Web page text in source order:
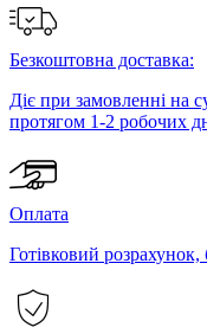
Безкоштовна доставка:
Діє при замовленні на
протягом 1-2 робочих
Оплата
Готівковий розрахунок,